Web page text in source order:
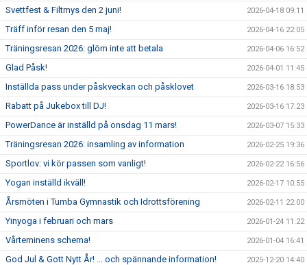
Svettfest & Filtmys den 2 juni! 2026-04-18 09:11
Träff inför resan den 5 maj! 2026-04-16 22:05
Träningsresan 2026: glöm inte att betala 2026-04-06 16:52
Glad Påsk! 2026-04-01 11:45
Inställda pass under påskveckan och påsklovet 2026-03-16 18:53
Rabatt på Jukebox till DJ! 2026-03-16 17:23
PowerDance är inställd på onsdag 11 mars! 2026-03-07 15:33
Träningsresan 2026: insamling av information 2026-02-25 19:36
Sportlov: vi kör passen som vanligt! 2026-02-22 16:56
Yogan inställd ikväll! 2026-02-17 10:55
Årsmöten i Tumba Gymnastik och Idrottsförening 2026-02-11 22:00
Yinyoga i februari och mars 2026-01-24 11:22
Vårteminens schema! 2026-01-04 16:41
God Jul & Gott Nytt År! ... och spännande information! 2025-12-20 14:40